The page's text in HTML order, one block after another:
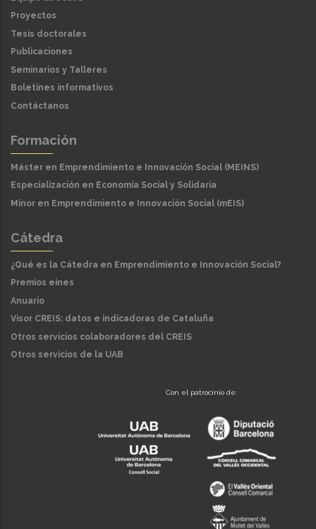
Proyectos
Tesis doctorales
Publicaciones
Seminarios y Talleres
Boletines informativos
Contáctanos
Formación
Máster en Emprendimiento e Innovación Social (MEINS)
Especialización en Economía Social y Solidaria
Minor en Emprendimiento e Innovación Social (mEIS)
Cátedra
¿Qué es la Cátedra en Emprendimiento e Innovación Social?
Premios eines
Anuario
Visor CREIS: datos e indicadoras de Cataluña
Otros servicios colaboradores del CREIS
Otros servicios de la UAB
Con el patrocinio de: